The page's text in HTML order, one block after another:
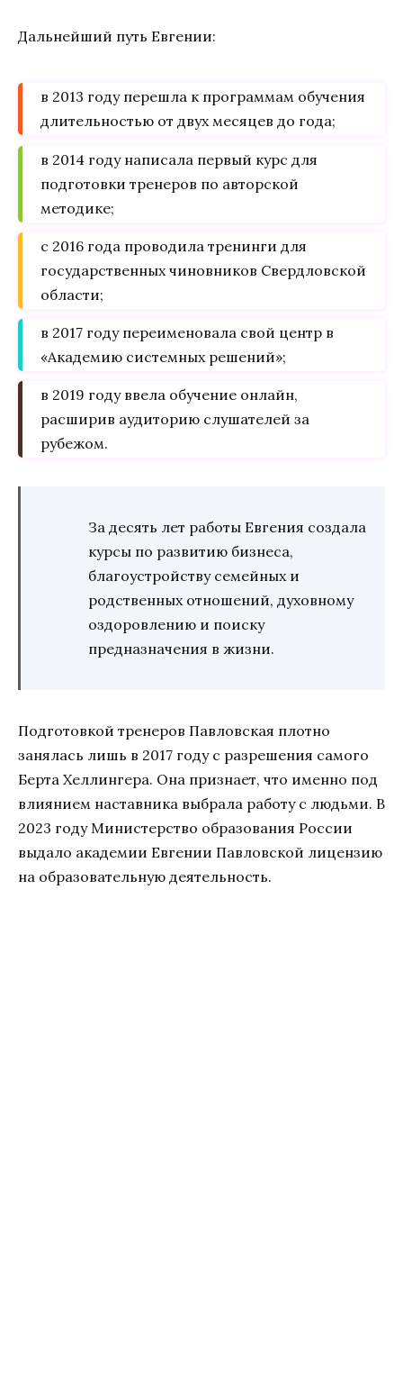
Дальнейший путь Евгении:
в 2013 году перешла к программам обучения
длительностью от двух месяцев до года;
в 2014 году написала первый курс для
подготовки тренеров по авторской
методике;
с 2016 года проводила тренинги для
государственных чиновников Свердловской
области;
в 2017 году переименовала свой центр в
«Академию системных решений»;
в 2019 году ввела обучение онлайн,
расширив аудиторию слушателей за
рубежом.
За десять лет работы Евгения создала
курсы по развитию бизнеса,
благоустройству семейных и
родственных отношений, духовному
оздоровлению и поиску
предназначения в жизни.
Подготовкой тренеров Павловская плотно
занялась лишь в 2017 году с разрешения самого
Берта Хеллингера. Она признает, что именно под
влиянием наставника выбрала работу с людьми. В
2023 году Министерство образования России
выдало академии Евгении Павловской лицензию
на образовательную деятельность.